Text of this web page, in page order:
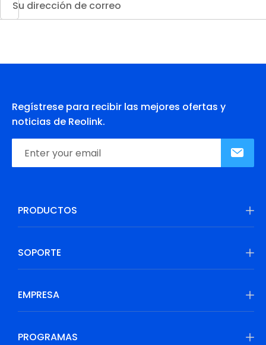
Regístrese para recibir las mejores ofertas y
noticias de Reolink.
PRODUCTOS
SOPORTE
EMPRESA
PROGRAMAS